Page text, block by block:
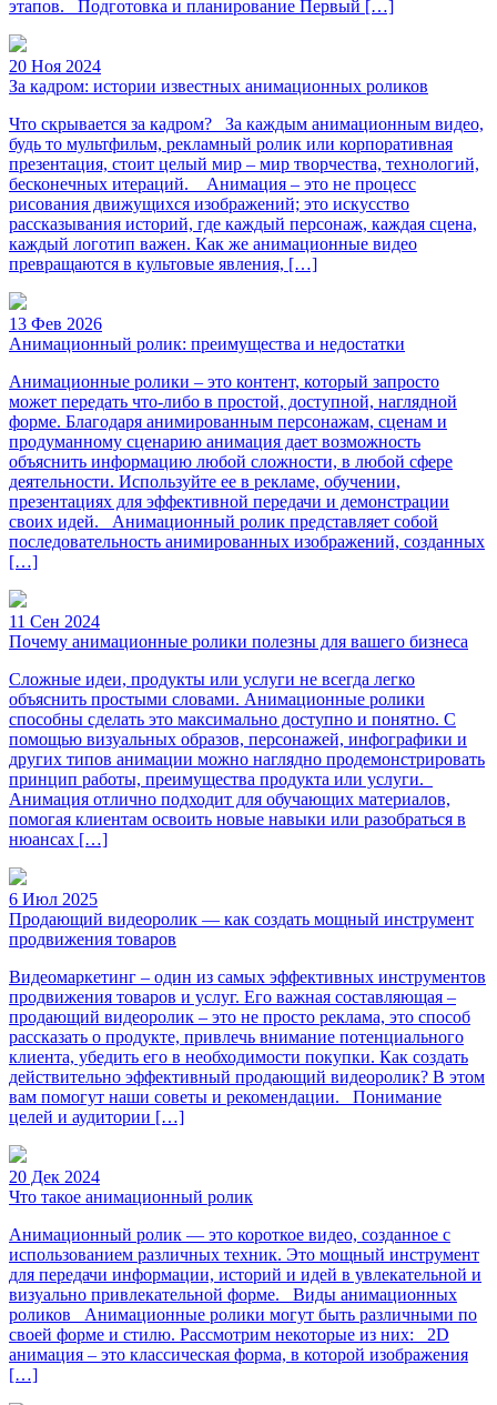
этапов. Подготовка и планирование Первый […]
20 Ноя 2024
За кадром: истории известных анимационных роликов
Что скрывается за кадром? За каждым анимационным видео,
будь то мультфильм, рекламный ролик или корпоративная
презентация, стоит целый мир – мир творчества, технологий,
бесконечных итераций. Анимация – это не процесс
рисования движущихся изображений; это искусство
рассказывания историй, где каждый персонаж, каждая сцена,
каждый логотип важен. Как же анимационные видео
превращаются в культовые явления, […]
13 Фев 2026
Анимационный ролик: преимущества и недостатки
Анимационные ролики – это контент, который запросто
может передать что-либо в простой, доступной, наглядной
форме. Благодаря анимированным персонажам, сценам и
продуманному сценарию анимация дает возможность
объяснить информацию любой сложности, в любой сфере
деятельности. Используйте ее в рекламе, обучении,
презентациях для эффективной передачи и демонстрации
своих идей. Анимационный ролик представляет собой
последовательность анимированных изображений, созданных
[…]
11 Сен 2024
Почему анимационные ролики полезны для вашего бизнеса
Сложные идеи, продукты или услуги не всегда легко
объяснить простыми словами. Анимационные ролики
способны сделать это максимально доступно и понятно. С
помощью визуальных образов, персонажей, инфографики и
других типов анимации можно наглядно продемонстрировать
принцип работы, преимущества продукта или услуги.
Анимация отлично подходит для обучающих материалов,
помогая клиентам освоить новые навыки или разобраться в
нюансах […]
6 Июл 2025
Продающий видеоролик — как создать мощный инструмент
продвижения товаров
Видеомаркетинг – один из самых эффективных инструментов
продвижения товаров и услуг. Его важная составляющая –
продающий видеоролик – это не просто реклама, это способ
рассказать о продукте, привлечь внимание потенциального
клиента, убедить его в необходимости покупки. Как создать
действительно эффективный продающий видеоролик? В этом
вам помогут наши советы и рекомендации. Понимание
целей и аудитории […]
20 Дек 2024
Что такое анимационный ролик
Анимационный ролик — это короткое видео, созданное с
использованием различных техник. Это мощный инструмент
для передачи информации, историй и идей в увлекательной и
визуально привлекательной форме. Виды анимационных
роликов Анимационные ролики могут быть различными по
своей форме и стилю. Рассмотрим некоторые из них: 2D
анимация – это классическая форма, в которой изображения
[…]